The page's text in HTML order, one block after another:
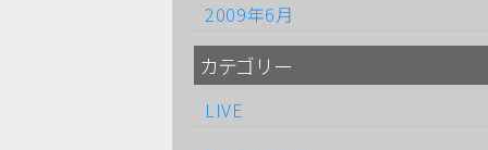
2009年6月
カテゴリー
LIVE